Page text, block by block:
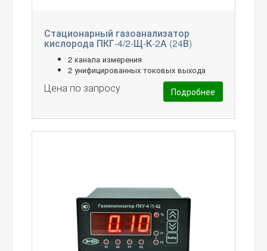
Стационарный газоанализатор
кислорода ПКГ-4/2-Щ-К-2А (24В)
2 канала измерения
2 унифицированных токовых выхода
Цена по запросу Подробнее